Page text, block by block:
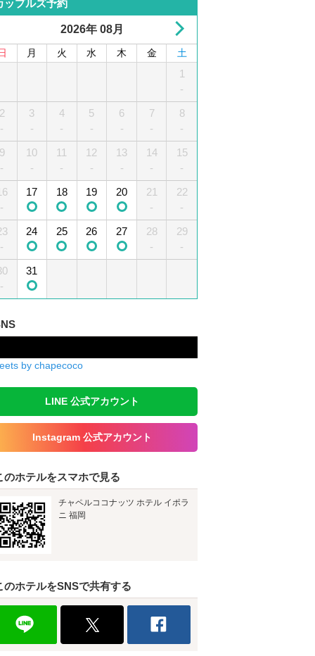
ップルズ予約
2026年 08月
月 火 水 木 金 土
1
-
-
3
-
4
-
5
-
6
-
7
-
8
-
-
10
-
11
-
12
-
13
-
14
-
15
-
-
17 18 19 20
21
-
22
-
-
24 25 26 27
28
-
29
-
-
31
5
-
-
7 8 9 10
11
-
12
-
-
14 15 16 17
18
-
19
-
-
21
-
22
-
23
-
24
25
-
26
-
-
28 29 30
by chapecoco
LINE 公式アカウント
Instagram 公式アカウント
のホテルをスマホで見る
チャペルココナッツ ホテル イポラ
ニ 福岡
のホテルをSNSで共有する